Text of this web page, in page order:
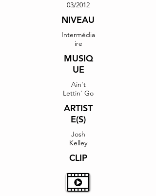
03/2012
NIVEAU
Intermédia
ire
MUSIQ
UE
Ain't
Lettin' Go
ARTIST
E(S)
Josh
Kelley
CLIP